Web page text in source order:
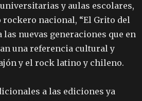
y aulas escolares,
nacional, “El Grito del
nuevas generaciones que en
una referencia cultural y
y el rock latino y chileno.
a las ediciones ya